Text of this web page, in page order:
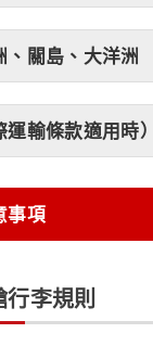
關島、大洋洲
輸條款適用時）
事項
李規則